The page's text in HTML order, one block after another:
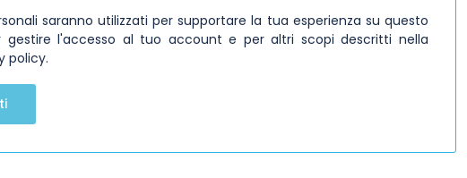
saranno utilizzati per supportare la tua esperienza su questo
gestire l'accesso al tuo account e per altri scopi descritti nella
policy.